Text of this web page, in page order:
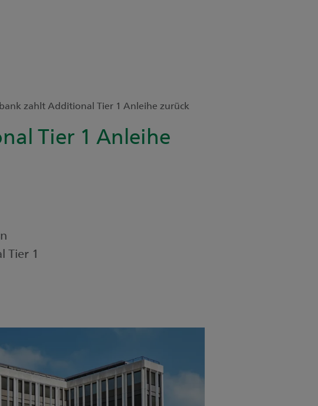
zahlt Additional Tier 1 Anleihe zurück
Tier 1 Anleihe
Tier 1